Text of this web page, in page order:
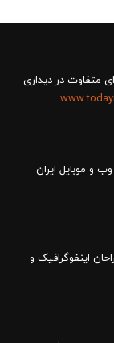
و موبایل ایران
اینفوگرافیک و